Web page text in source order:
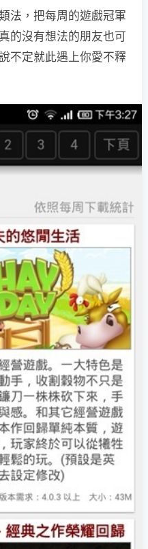
法，把每周的遊戲冠軍
的沒有想法的朋友也可
不定就此遇上你愛不釋